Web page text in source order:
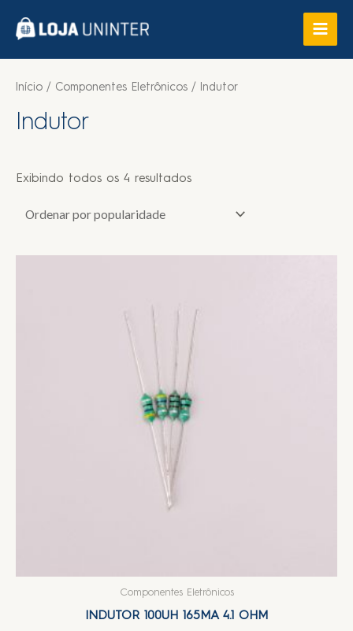
Início / Componentes Eletrônicos / Indutor
Indutor
Exibindo todos os 4 resultados
Componentes Eletrônicos
INDUTOR 100UH 165MA 4.1 OHM